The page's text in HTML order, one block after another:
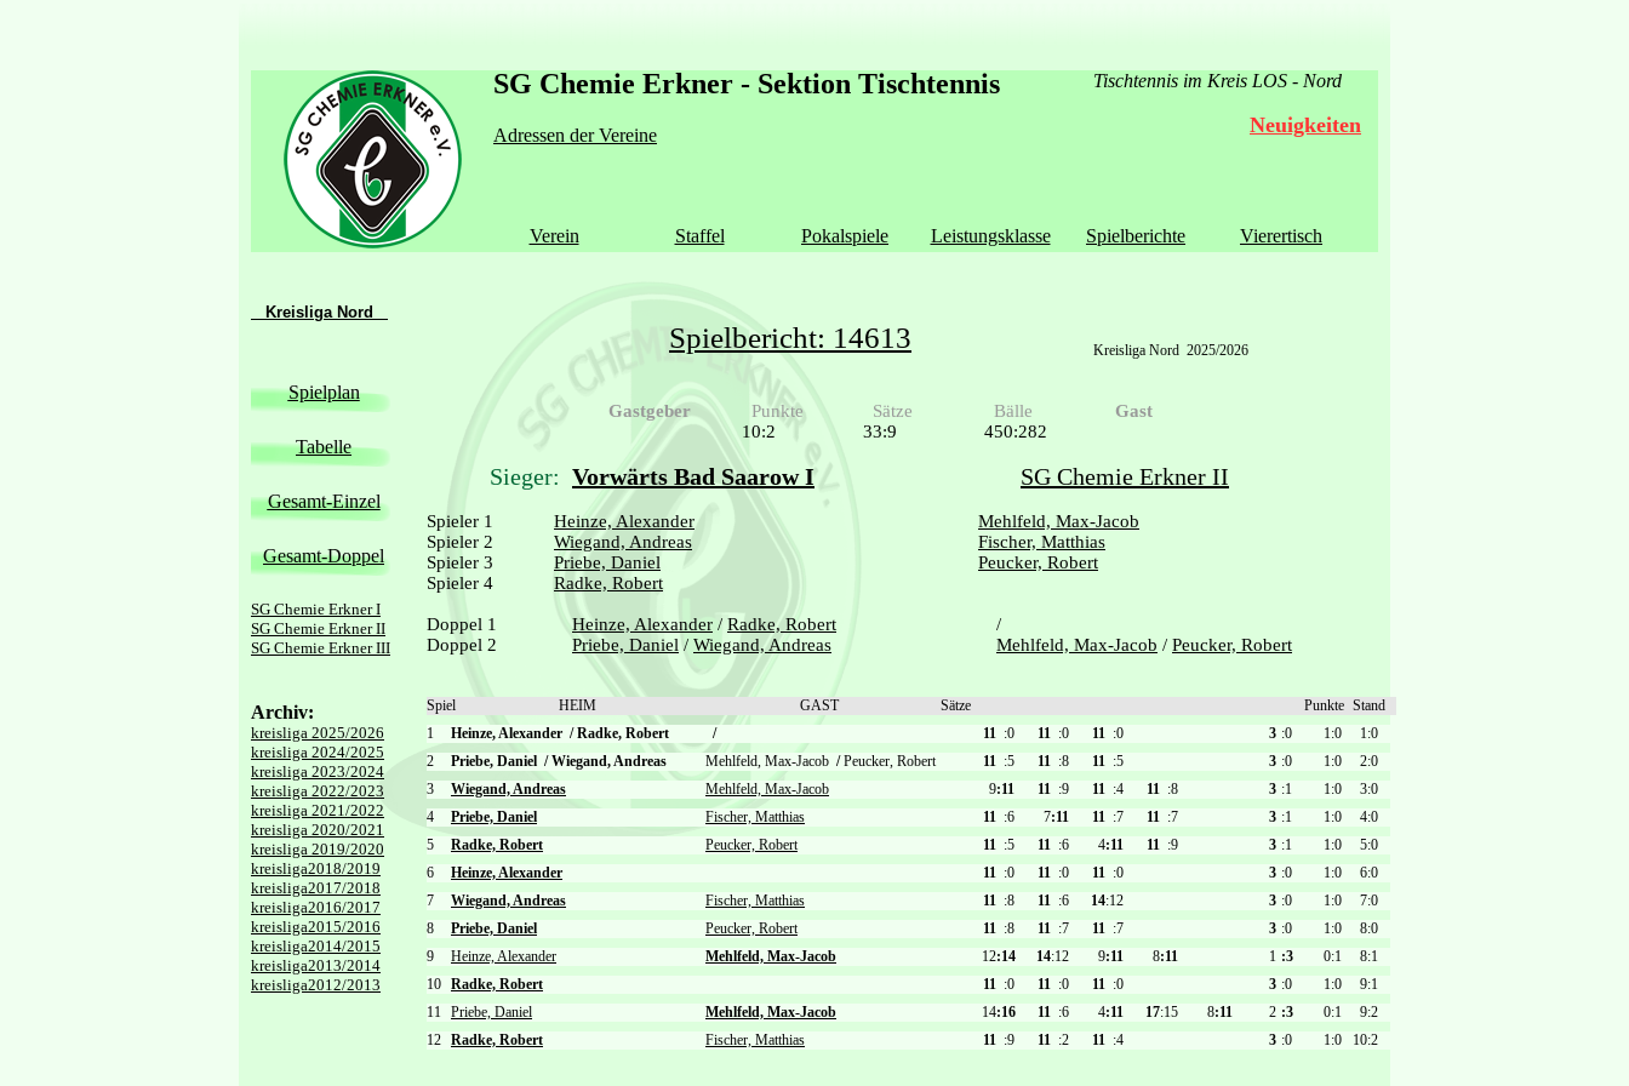
Tischtennis im Kreis LOS - Nord
SG Chemie Erkner - Sektion Tischtennis
Adressen der Vereine
Verein Staffel Pokalspiele Leistungsklasse Spielberichte Vierertisch
Neuigkeiten
Kreisliga Nord
Spielplan
Tabelle
Gesamt-Einzel
Gesamt-Doppel
SG Chemie Erkner I
SG Chemie Erkner II
SG Chemie Erkner III
Archiv:
kreisliga 2025/2026
kreisliga 2024/2025
kreisliga 2023/2024
kreisliga 2022/2023
kreisliga 2021/2022
kreisliga 2020/2021
kreisliga 2019/2020
kreisliga2018/2019
kreisliga2017/2018
kreisliga2016/2017
kreisliga2015/2016
kreisliga2014/2015
kreisliga2013/2014
kreisliga2012/2013
Spielbericht: 14613 Kreisliga Nord 2025/2026
Gastgeber Punkte Sätze Bälle
Gast
10:2
33:9 450:282
Sieger: Vorwärts Bad Saarow I SG Chemie Erkner II
Spieler 1 Heinze, Alexander
Mehlfeld, Max-Jacob
Spieler 2
Wiegand, Andreas
Fischer, Matthias
Spieler 3
Priebe, Daniel
Peucker, Robert
Spieler 4
Radke, Robert
Doppel 1 Heinze, Alexander / Radke, Robert
/
Doppel 2
Priebe, Daniel / Wiegand, Andreas Mehlfeld, Max-Jacob / Peucker, Robert
Spiel HEIM GAST Sätze Punkte Stand
1
Heinze, Alexander /Radke, Robert / 11 :0 11 :0 11 :0 3 :0 1:0
1:0
2
Priebe, Daniel /Wiegand, Andreas Mehlfeld, Max-Jacob /Peucker, Robert 11 :5 11 :8 11 :5 3 :0 1:0
2:0
3
Wiegand, Andreas Mehlfeld, Max-Jacob 9:11 11 :9 11 :4 11 :8 3 :1 1:0
3:0
4
Priebe, Daniel Fischer, Matthias 11 :6 7:11 11 :7 11 :7 3 :1 1:0
4:0
5
Radke, Robert Peucker, Robert 11 :5 11 :6 4:11 11 :9 3 :1 1:0
5:0
6
Heinze, Alexander 11 :0 11 :0 11 :0 3 :0 1:0
6:0
7
Wiegand, Andreas Fischer, Matthias 11 :8 11 :6 14:12 3 :0 1:0
7:0
8
Priebe, Daniel Peucker, Robert 11 :8 11 :7 11 :7 3 :0 1:0
8:0
9
Heinze, Alexander Mehlfeld, Max-Jacob 12:14 14:12 9:11 8:11 1 :3 0:1
8:1
10 Radke, Robert 11 :0 11 :0 11 :0 3 :0 1:0
9:1
11 Priebe, Daniel Mehlfeld, Max-Jacob 14:16 11 :6 4:11 17:15 8:11 2 :3 0:1
9:2
12 Radke, Robert Fischer, Matthias 11 :9 11 :2 11 :4 3 :0 1:0 10:2